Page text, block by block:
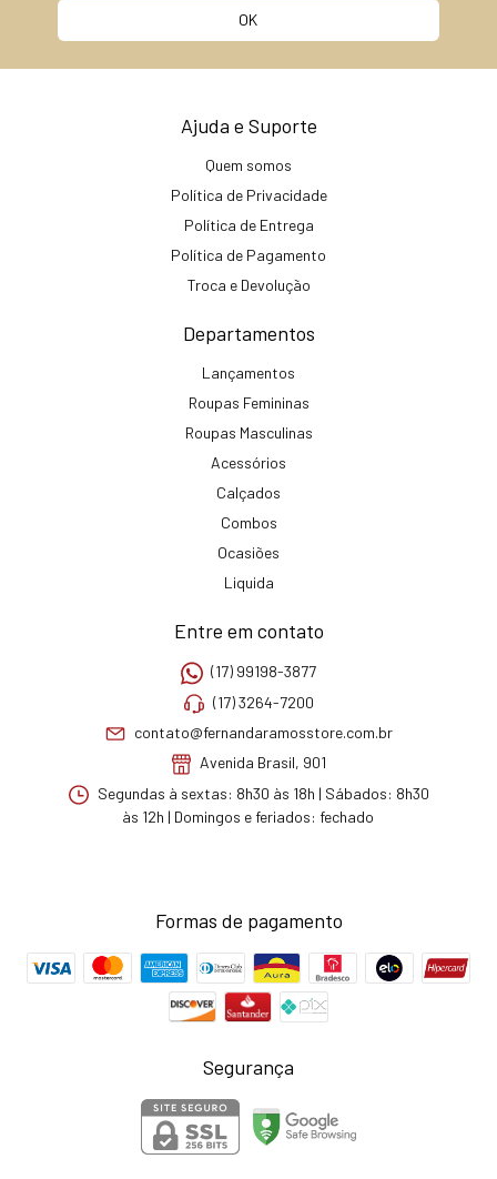
Ajuda e Suporte
Quem somos
Política de Privacidade
Política de Entrega
Política de Pagamento
Troca e Devolução
Departamentos
Lançamentos
Roupas Femininas
Roupas Masculinas
Acessórios
Calçados
Combos
Ocasiões
Liquida
Entre em contato
(17) 99198-3877
(17) 3264-7200
contato@fernandaramosstore.com.br
Avenida Brasil, 901
Segundas à sextas: 8h30 às 18h | Sábados: 8h30
às 12h | Domingos e feriados: fechado
Formas de pagamento
Segurança